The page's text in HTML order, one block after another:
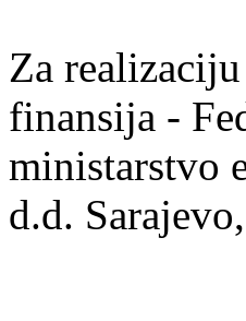
Za
finansija -
ministarstvo
d.d.